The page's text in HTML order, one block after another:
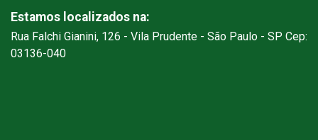
Estamos localizados na:
Rua Falchi Gianini, 126 - Vila Prudente - São Paulo - SP Cep:
03136-040